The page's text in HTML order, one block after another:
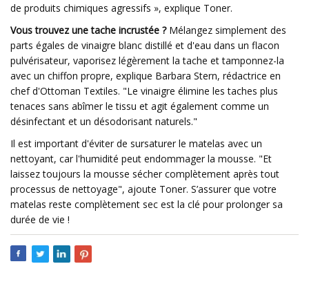
de produits chimiques agressifs », explique Toner.
Vous trouvez une tache incrustée ?Mélangez simplement des
parts égales de vinaigre blanc distillé et d'eau dans un flacon
pulvérisateur, vaporisez légèrement la tache et tamponnez-la
avec un chiffon propre, explique Barbara Stern, rédactrice en
chef d'Ottoman Textiles. "Le vinaigre élimine les taches plus
tenaces sans abîmer le tissu et agit également comme un
désinfectant et un désodorisant naturels."
Il est important d'éviter de sursaturer le matelas avec un
nettoyant, car l'humidité peut endommager la mousse. "Et
laissez toujours la mousse sécher complètement après tout
processus de nettoyage", ajoute Toner. S’assurer que votre
matelas reste complètement sec est la clé pour prolonger sa
durée de vie !